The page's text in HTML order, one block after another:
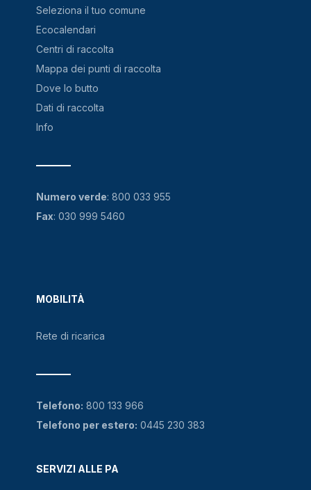
Seleziona il tuo comune
Ecocalendari
Centri di raccolta
Mappa dei punti di raccolta
Dove lo butto
Dati di raccolta
Info
MOBILITÀ
Rete di ricarica
SERVIZI ALLE PA
Numero verde: 800 033 955
Fax: 030 999 5460
Telefono: 800 133 966
Telefono per estero: 0445 230 383